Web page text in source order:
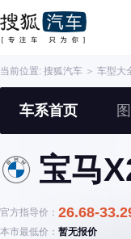
当前位置: 搜狐汽车 ＞ 车型大
车系首页
宝马
官方指导价： 26.68-
本市最低价： 暂无报价